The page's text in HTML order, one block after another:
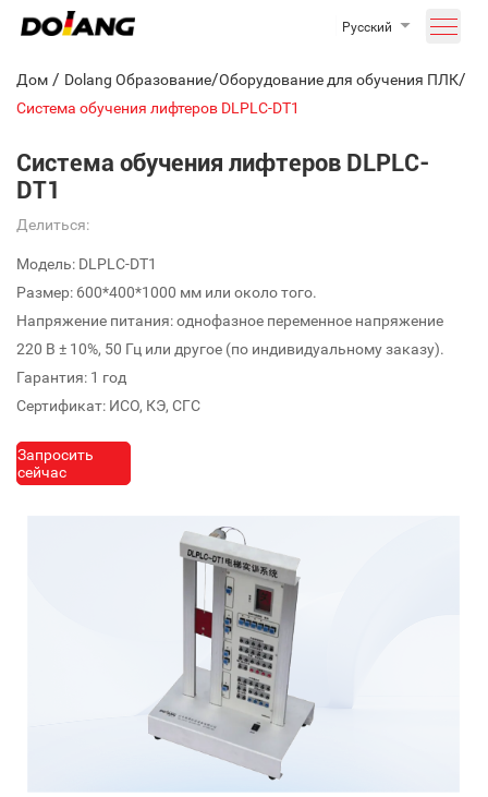
Русский
Дом / Dolang Образование/Оборудование для обучения ПЛК/
Система обучения лифтеров DLPLC-DT1
Система обучения лифтеров DLPLC-
DT1
Делиться:
Модель: DLPLC-DT1
Размер: 600*400*1000 мм или около того.
Напряжение питания: однофазное переменное напряжение
220 В ± 10%, 50 Гц или другое (по индивидуальному заказу).
Гарантия: 1 год
Сертификат: ИСО, КЭ, СГС
Запросить
сейчас